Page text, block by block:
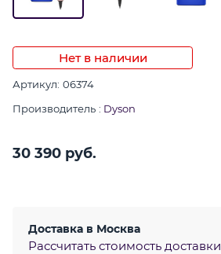
Нет в наличии
Артикул: 06374
Производитель : Dyson
30 390 руб.
Доставка в Москва
Рассчитать стоимость доставки